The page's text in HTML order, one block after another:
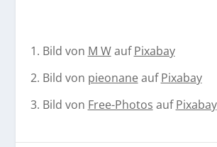
1. Bild von M WaufPixabay
2. Bild von pieonaneaufPixabay
3. Bild von Free-Photos aufPixabay